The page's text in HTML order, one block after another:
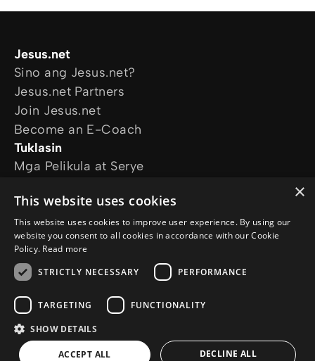
Jesus.net
Sino ang Jesus.net?
Jesus.net Partners
Join Jesus.net
Become an E-Coach
Tuklasin
Mga Pelikula at Serye
Magtanong
Mga Katanungan
Sundan kami
© Copyright 2026 ph.Jesus.net Privacy Policy Cookie Policy
×
This website uses cookies
This website uses cookies to improve user experience. By using our
website you consent to all cookies in accordance with our Cookie
Policy. Read more
STRICTLY NECESSARY
PERFORMANCE
TARGETING FUNCTIONALITY
SHOW DETAILS
ACCEPT ALL DECLINE ALL